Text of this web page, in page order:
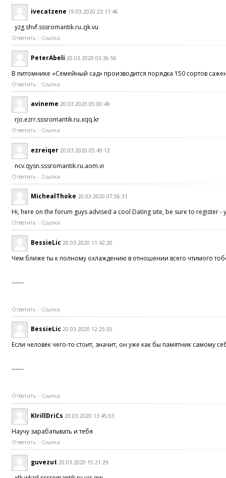
ivecatzene 19.03.2020 23:11:46
yzg.shvf.sssromantik.ru.zjk.vu
Ответить Ссылка
PeterAbeli 20.03.2020 03:36:56
В питомнике «Семейный сад» производится порядка 150 сортов
Ответить Ссылка
avineme 20.03.2020 05:00:49
rjo.ezrr.sssromantik.ru.xqq.kr
Ответить Ссылка
ezreiqer 20.03.2020 05:49:12
ncv.qysn.sssromantik.ru.aom.vi
Ответить Ссылка
MichealThoke 20.03.2020 07:56:31
Hi, here on the forum guys advised a cool Dating site, be sure to register -
Ответить Ссылка
BessieLic 20.03.2020 11:42:20
Чем ближе ты к полному охлаждению в отношении всего чтимого
------
Ответить Ссылка
BessieLic 20.03.2020 12:25:55
Если человек чего-то стоит, значит, он уже как бы памятник самому
------
Ответить Ссылка
KIrillDriCs 20.03.2020 13:45:03
Научу зарабатывать и тебя
Ответить Ссылка
guvezut 20.03.2020 15:21:29